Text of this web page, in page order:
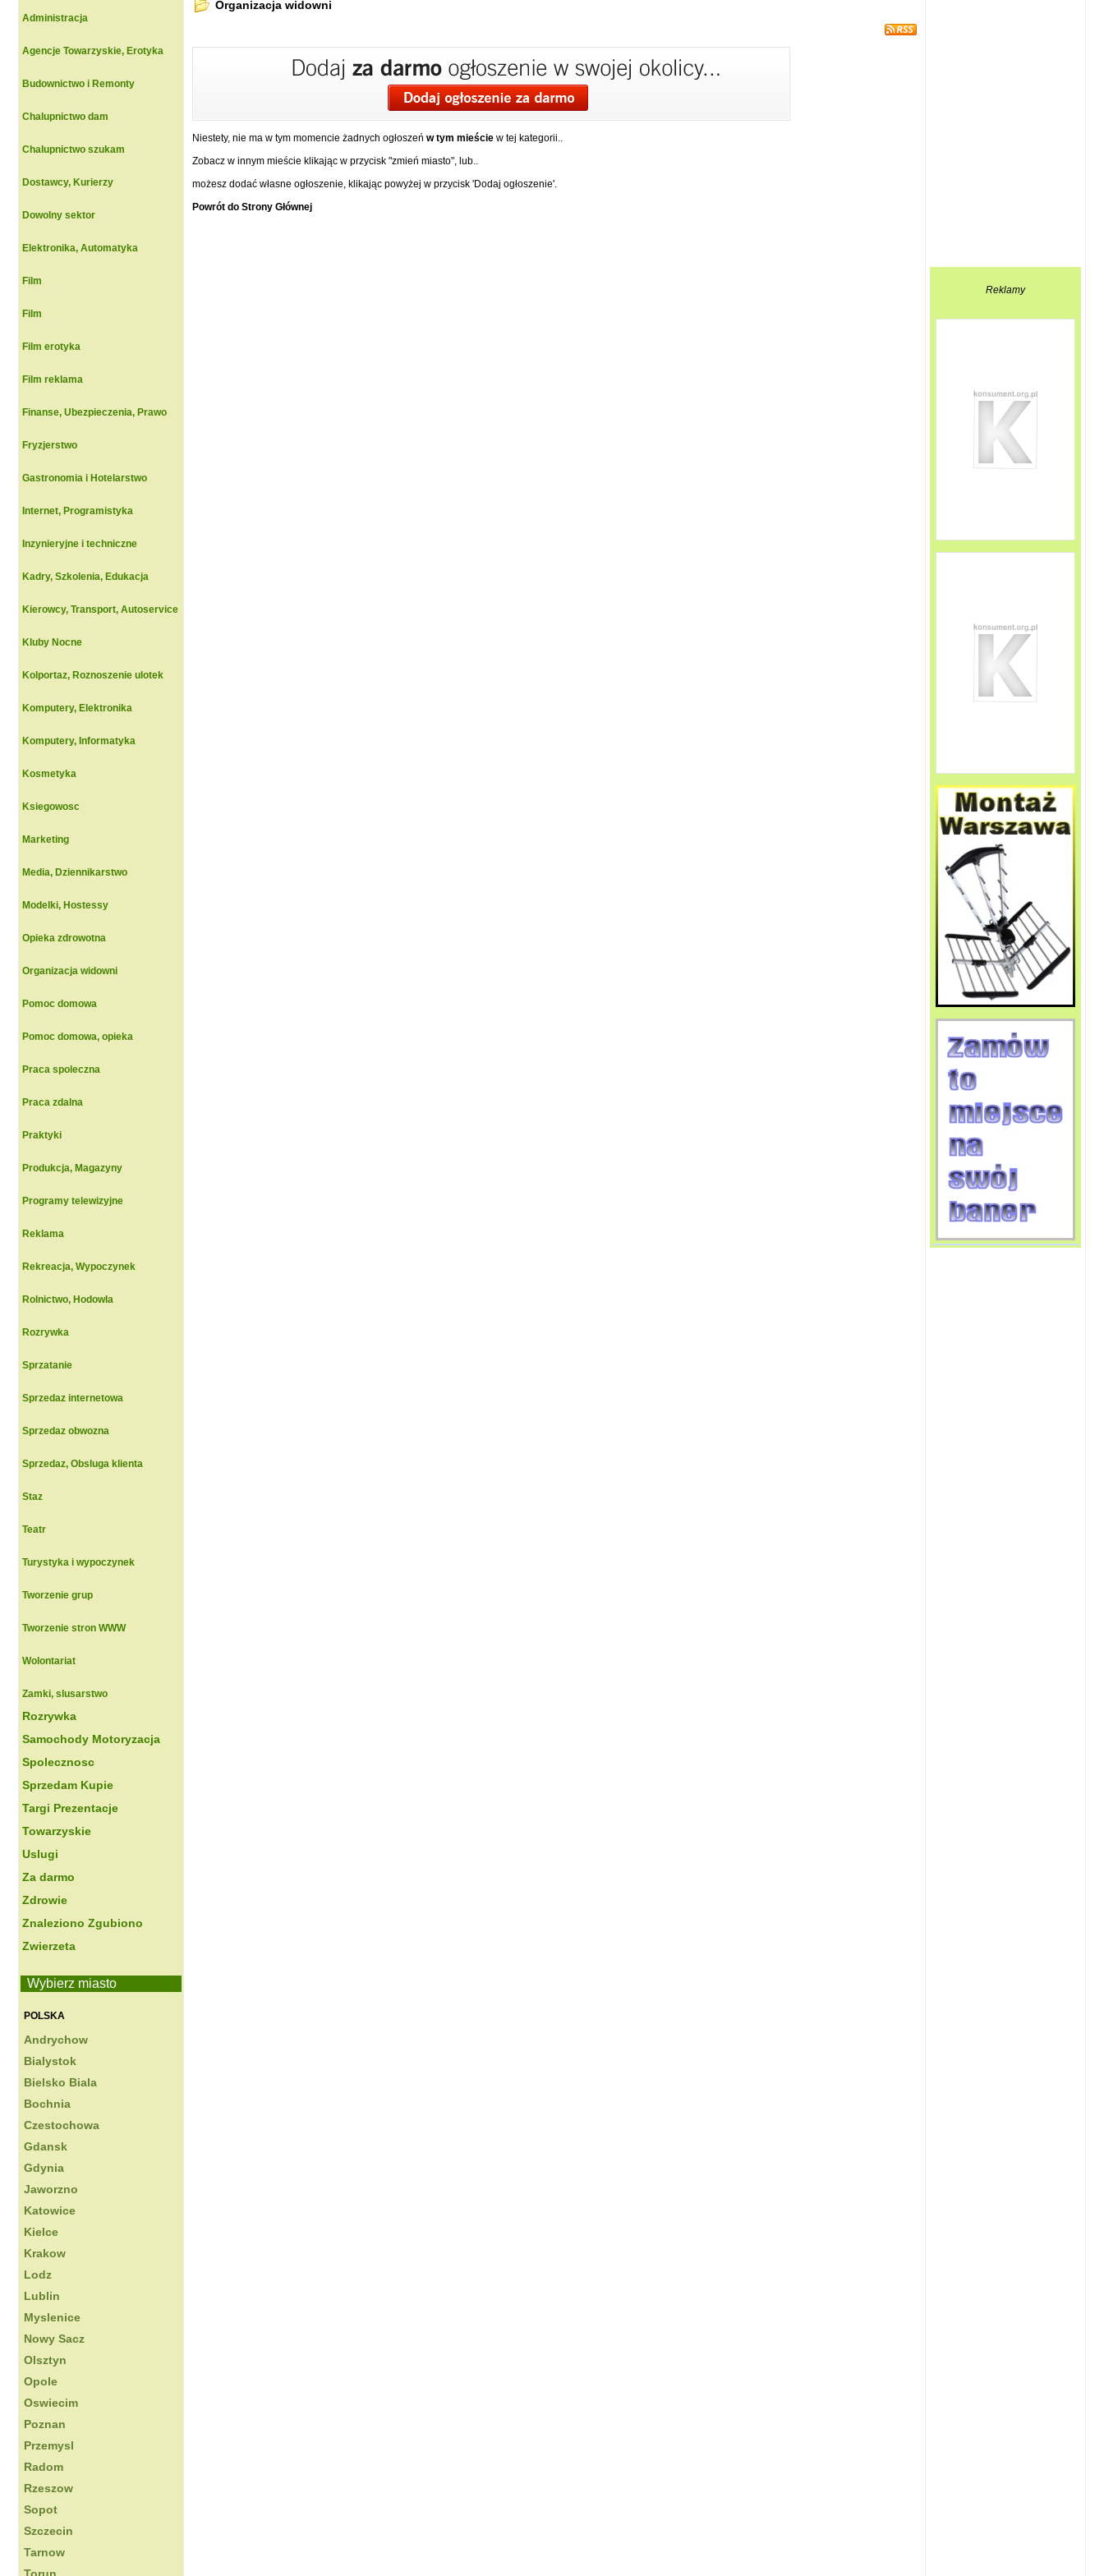
Administracja
Agencje Towarzyskie, Erotyka
Budownictwo i Remonty
Chalupnictwo dam
Chalupnictwo szukam
Dostawcy, Kurierzy
Dowolny sektor
Elektronika, Automatyka
Film
Film
Film erotyka
Film reklama
Finanse, Ubezpieczenia, Prawo
Fryzjerstwo
Gastronomia i Hotelarstwo
Internet, Programistyka
Inzynieryjne i techniczne
Kadry, Szkolenia, Edukacja
Kierowcy, Transport, Autoservice
Kluby Nocne
Kolportaz, Roznoszenie ulotek
Komputery, Elektronika
Komputery, Informatyka
Kosmetyka
Ksiegowosc
Marketing
Media, Dziennikarstwo
Modelki, Hostessy
Opieka zdrowotna
Organizacja widowni
Pomoc domowa
Pomoc domowa, opieka
Praca spoleczna
Praca zdalna
Praktyki
Produkcja, Magazyny
Programy telewizyjne
Reklama
Rekreacja, Wypoczynek
Rolnictwo, Hodowla
Rozrywka
Sprzatanie
Sprzedaz internetowa
Sprzedaz obwozna
Sprzedaz, Obsluga klienta
Staz
Teatr
Turystyka i wypoczynek
Tworzenie grup
Tworzenie stron WWW
Wolontariat
Zamki, slusarstwo
Rozrywka
Samochody Motoryzacja
Spolecznosc
Sprzedam Kupie
Targi Prezentacje
Towarzyskie
Uslugi
Za darmo
Zdrowie
Znaleziono Zgubiono
Zwierzeta
Wybierz miasto
POLSKA
Andrychow
Bialystok
Bielsko Biala
Bochnia
Czestochowa
Gdansk
Gdynia
Jaworzno
Katowice
Kielce
Krakow
Lodz
Lublin
Myslenice
Nowy Sacz
Olsztyn
Opole
Oswiecim
Poznan
Przemysl
Radom
Rzeszow
Sopot
Szczecin
Tarnow
Organizacja widowni
Niestety, nie ma w tym momencie żadnych ogłoszeń w tym mieście w tej kategorii..
Zobacz w innym mieście klikając w przycisk "zmień miasto", lub..
możesz dodać własne ogłoszenie, klikając powyżej w przycisk 'Dodaj ogłoszenie'.
Powrót do Strony Głównej
Reklamy